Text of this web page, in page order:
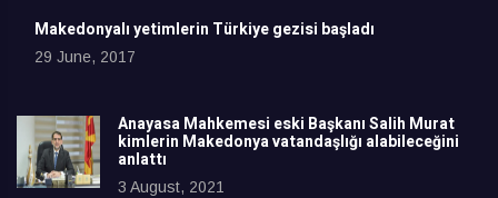
Makedonyalı yetimlerin Türkiye gezisi başladı
29 June, 2017
Anayasa Mahkemesi eski Başkanı Salih Murat
kimlerin Makedonya vatandaşlığı alabileceğini
anlattı
3 August, 2021